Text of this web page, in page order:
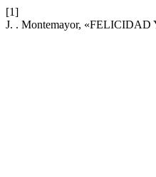
[1]
J. . Montemayor,